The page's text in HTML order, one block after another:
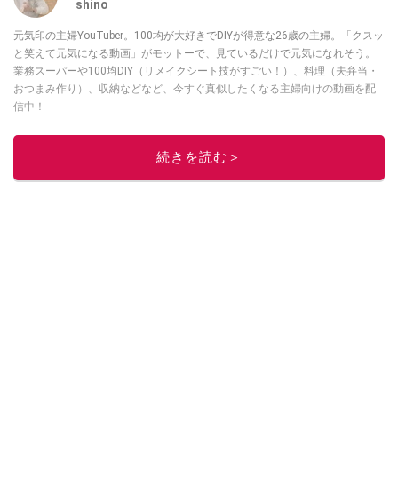
shino
元気印の主婦YouTuber。100均が大好きでDIYが得意な26歳の主婦。「クスッ
と笑えて元気になる動画」がモットーで、見ているだけで元気になれそう。
業務スーパーや100均DIY（リメイクシート技がすごい！）、料理（夫弁当・
おつまみ作り）、収納などなど、今すぐ真似したくなる主婦向けの動画を配
信中！
このイチオシストの他の記事を読む
続きを読む＞